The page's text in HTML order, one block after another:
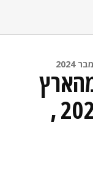
2024
והעולם בין החדשות 2024 ,